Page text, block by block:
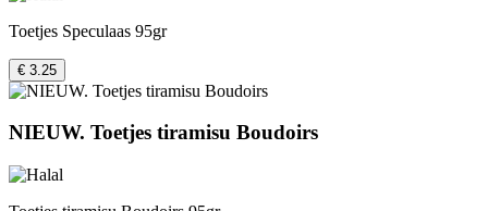
Toetjes Speculaas 95gr
€ 3.25
NIEUW. Toetjes tiramisu Boudoirs